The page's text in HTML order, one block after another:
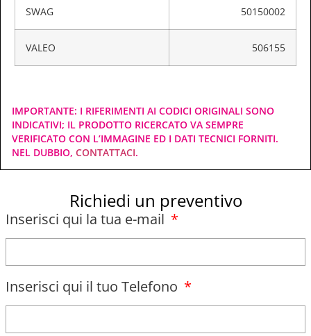
SWAG 50150002
VALEO 506155
IMPORTANTE: I RIFERIMENTI AI CODICI ORIGINALI SONO
INDICATIVI; IL PRODOTTO RICERCATO VA SEMPRE
VERIFICATO CON L’IMMAGINE ED I DATI TECNICI FORNITI.
NEL DUBBIO, CONTATTACI.
Richiedi un preventivo
Inserisci qui la tua e-mail
Inserisci qui il tuo Telefono